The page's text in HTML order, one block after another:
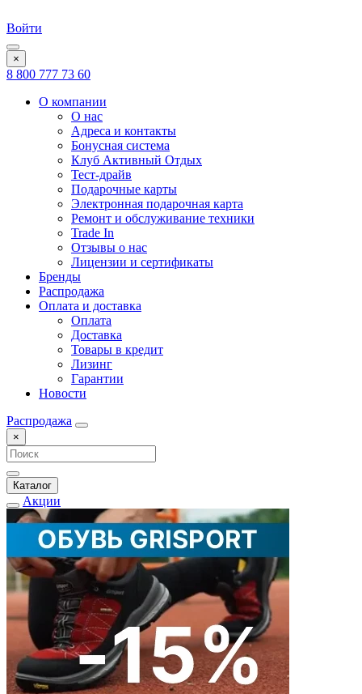
Войти
×
8 800 777 73 60
О компании
О нас
Адреса и контакты
Бонусная система
Клуб Активный Отдых
Тест-драйв
Подарочные карты
Электронная подарочная карта
Ремонт и обслуживание техники
Trade In
Отзывы о нас
Лицензии и сертификаты
Бренды
Распродажа
Оплата и доставка
Оплата
Доставка
Товары в кредит
Лизинг
Гарантии
Новости
Распродажа
×
Каталог
Акции